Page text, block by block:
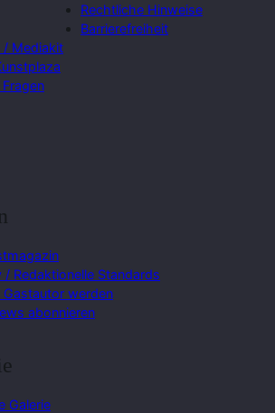
Rechtliche Hinweise
Barrierefreiheit
/ Mediakit
Fragen
/ Redaktionelle Standards
werden
abonnieren
Galerie